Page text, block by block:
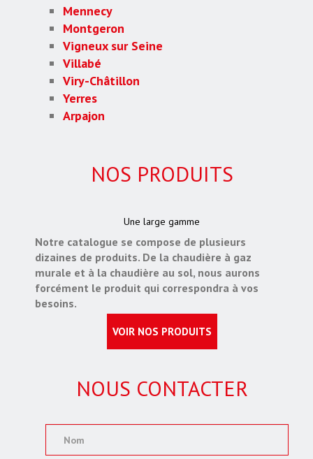
Mennecy
Montgeron
Vigneux sur Seine
Villabé
Viry-Châtillon
Yerres
Arpajon
NOS PRODUITS
Une large gamme
Notre catalogue se compose de plusieurs
dizaines de produits. De la chaudière à gaz
murale et à la chaudière au sol, nous aurons
forcément le produit qui correspondra à vos
besoins.
VOIR NOS PRODUITS
NOUS CONTACTER